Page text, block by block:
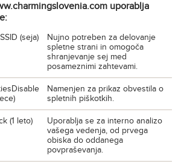
uporablja
(seja)
Nujno potreben za delovanje
spletne strani in omogoča
shranjevanje sej med
posameznimi zahtevami.
Namenjen za prikaz obvestila o
spletnih piškotkih.
(1 leto)
Uporablja se za interno analizo
vašega vedenja, od prvega
obiska do oddanega
povpraševanja.